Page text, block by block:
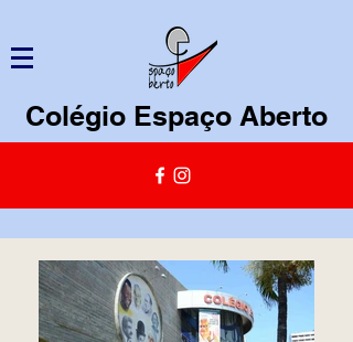
Colégio Espaço Aberto